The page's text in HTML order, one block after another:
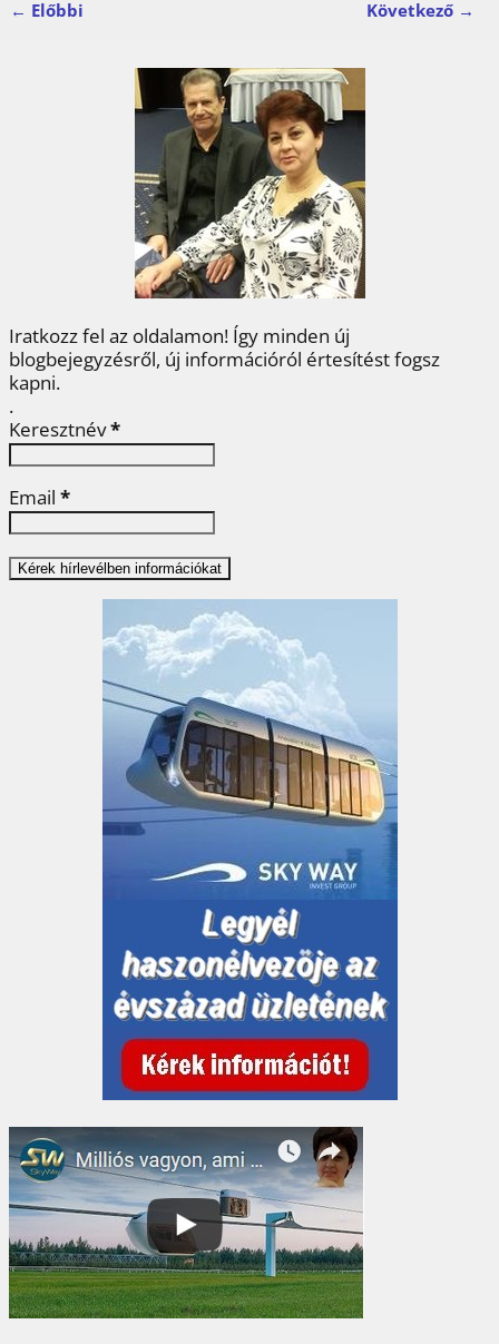
e
b
o
k
t
t
e
r
t
e
e
s
t
k
e
d
I
n
z
a
e
g
← Előbbi Következő →
Iratkozz fel az oldalamon! Így minden új
blogbejegyzésről, új információról értesítést fogsz
kapni.
.
Keresztnév*
Email *